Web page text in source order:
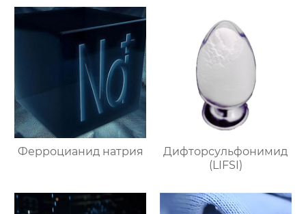
Ферроцианид натрия
Дифторсульфонимид
(LIFSI)